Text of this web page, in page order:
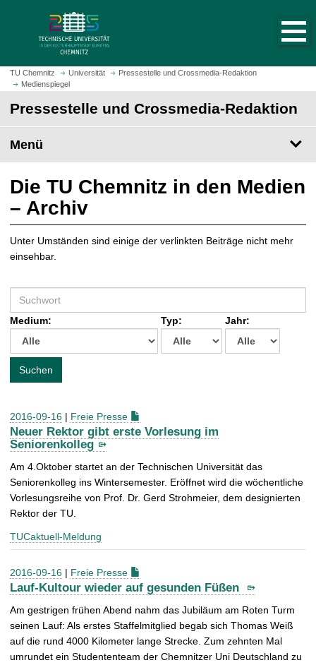
m
H
t
s
i
e
a
u
f
r
u
f
e
TU Chemnitz Universität
Pressestelle und Crossmedia-Redaktion
Medienspiegel
Pressestelle und Crossmedia-Redaktion
Menü
Die TU Chemnitz in den Medien
– Archiv
Unter Umständen sind einige der verlinkten Beiträge nicht mehr
einsehbar.
u
c
e
h
:
Medium: Typ: Jahr:
Suchen
2016-09-16 | Freie Presse
Neuer Rektor gibt erste Vorlesung im
Seniorenkolleg
Am 4.Oktober startet an der Technischen Universität das
Seniorenkolleg ins Wintersemester. Eröffnet wird die wöchentliche
Vorlesungsreihe von Prof. Dr. Gerd Strohmeier, dem designierten
Rektor der TU.
TUCaktuell-Meldung
2016-09-16 | Freie Presse
Lauf-Kultour wieder auf gesunden Füßen
Am gestrigen frühen Abend nahm das Jubiläum am Roten Turm
seinen Lauf: Als erstes Staffelmitglied begab sich Thomas Weiß
auf die rund 4000 Kilometer lange Strecke. Zum zehnten Mal
umrundet ein Studententeam der Chemnitzer Uni Deutschland zu